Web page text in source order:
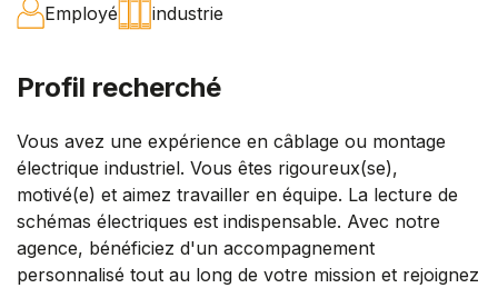
Employé industrie
Profil recherché
Vous avez une expérience en câblage ou montage
électrique industriel. Vous êtes rigoureux(se),
motivé(e) et aimez travailler en équipe. La lecture de
schémas électriques est indispensable. Avec notre
agence, bénéficiez d'un accompagnement
personnalisé tout au long de votre mission et rejoignez